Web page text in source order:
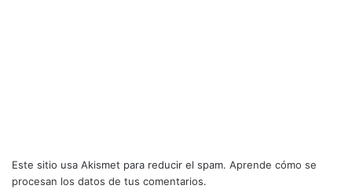
Este sitio usa Akismet para reducir el spam. Aprende cómo se
procesan los datos de tus comentarios.